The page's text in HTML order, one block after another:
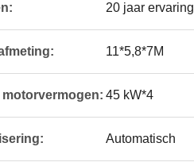
20 jaar ervaring
11*5,8*7M
motorvermogen: 45 kW*4
Automatisch